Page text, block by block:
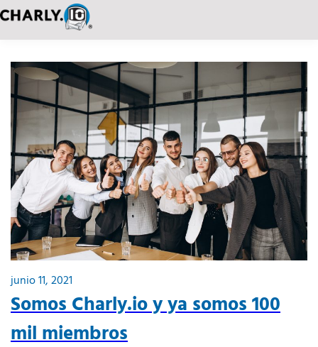
junio 11, 2021
Somos Charly.io y ya somos 100
mil miembros